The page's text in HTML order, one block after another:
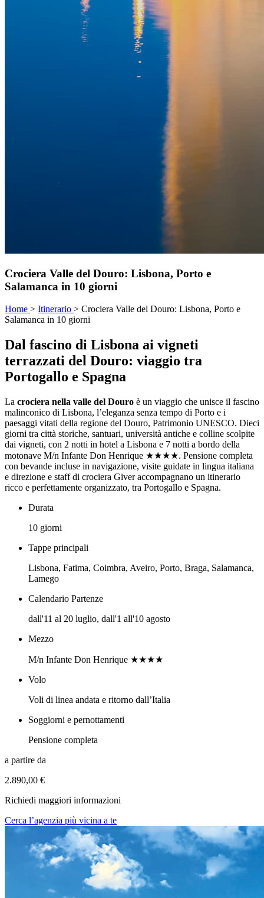
Crociera Valle del Douro: Lisbona, Porto e
Salamanca in 10 giorni
Home > Itinerario > Crociera Valle del Douro: Lisbona, Porto e
Salamanca in 10 giorni
Dal fascino di Lisbona ai vigneti
terrazzati del Douro: viaggio tra
Portogallo e Spagna
La crociera nella valle del Douro è un viaggio che unisce il fascino
malinconico di Lisbona, l’eleganza senza tempo di Porto e i
paesaggi vitati della regione del Douro, Patrimonio UNESCO. Dieci
giorni tra città storiche, santuari, università antiche e colline scolpite
dai vigneti, con 2 notti in hotel a Lisbona e 7 notti a bordo della
motonave M/n Infante Don Henrique ★★★★. Pensione completa
con bevande incluse in navigazione, visite guidate in lingua italiana
e direzione e staff di crociera Giver accompagnano un itinerario
ricco e perfettamente organizzato, tra Portogallo e Spagna.
Durata
10 giorni
Tappe principali
Lisbona, Fatima, Coimbra, Aveiro, Porto, Braga, Salamanca,
Lamego
Calendario Partenze
dall'11 al 20 luglio, dall'1 all'10 agosto
Mezzo
M/n Infante Don Henrique ★★★★
Volo
Voli di linea andata e ritorno dall’Italia
Soggiorni e pernottamenti
Pensione completa
a partire da
2.890,00 €
Richiedi maggiori informazioni
Cerca l’agenzia più vicina a te